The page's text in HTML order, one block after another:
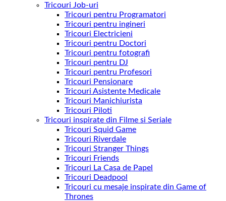
Tricouri Job-uri
Tricouri pentru Programatori
Tricouri pentru ingineri
Tricouri Electricieni
Tricouri pentru Doctori
Tricouri pentru fotografi
Tricouri pentru DJ
Tricouri pentru Profesori
Tricouri Pensionare
Tricouri Asistente Medicale
Tricouri Manichiurista
Tricouri Piloti
Tricouri inspirate din Filme si Seriale
Tricouri Squid Game
Tricouri Riverdale
Tricouri Stranger Things
Tricouri Friends
Tricouri La Casa de Papel
Tricouri Deadpool
Tricouri cu mesaje inspirate din Game of
Thrones